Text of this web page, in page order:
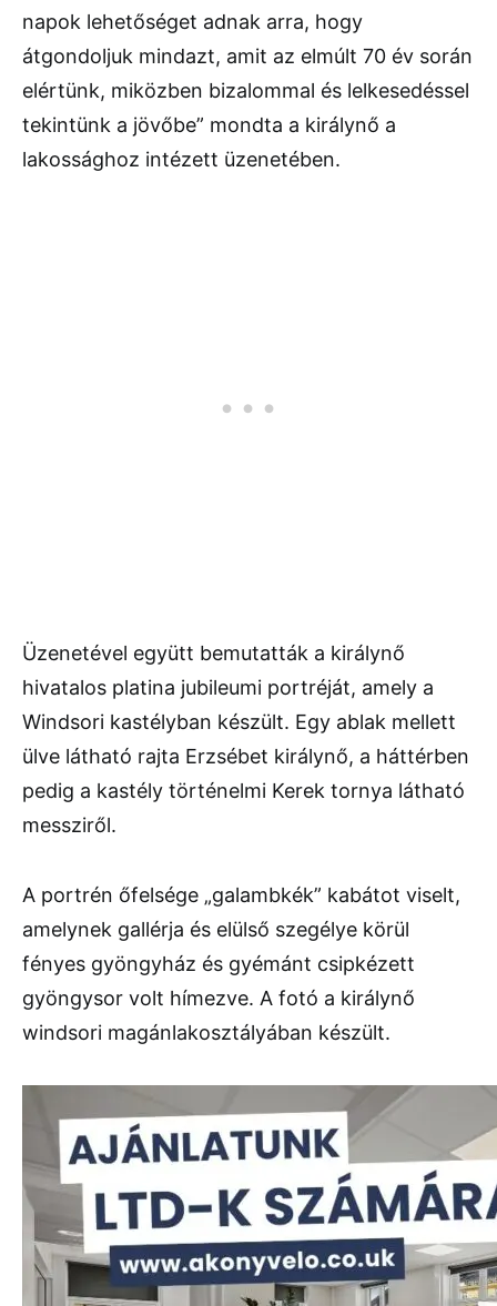
napok lehetőséget adnak arra, hogy
átgondoljuk mindazt, amit az elmúlt 70 év során
elértünk, miközben bizalommal és lelkesedéssel
tekintünk a jövőbe” mondta a királynő a
lakossághoz intézett üzenetében.
Üzenetével együtt bemutatták a királynő
hivatalos platina jubileumi portréját, amely a
Windsori kastélyban készült. Egy ablak mellett
ülve látható rajta Erzsébet királynő, a háttérben
pedig a kastély történelmi Kerek tornya látható
messziről.
A portrén őfelsége „galambkék” kabátot viselt,
amelynek gallérja és elülső szegélye körül
fényes gyöngyház és gyémánt csipkézett
gyöngysor volt hímezve. A fotó a királynő
windsori magánlakosztályában készült.